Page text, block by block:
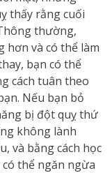
thấy rằng cuối
thường,
hơn và có thể làm
bạn có thể
cách tuân theo
Nếu bạn bỏ
bị đột quỵ thứ
không lành
và bằng cách học
thể ngăn ngừa